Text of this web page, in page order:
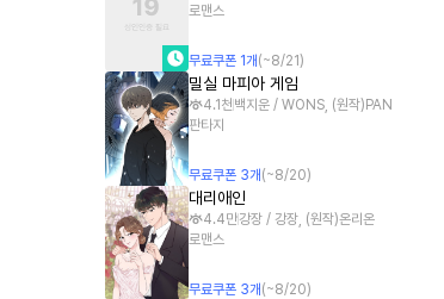
로맨스
무료쿠폰 1개 (~8/21 )
밀실 마피아 게임
4.1천 백지운 / WONS, (원작)PAN
판타지
무료쿠폰 3개 (~8/20)
대리애인
4.4만강장 / 강장, (원작)온리온
로맨스
무료쿠폰 3개 (~8/20)